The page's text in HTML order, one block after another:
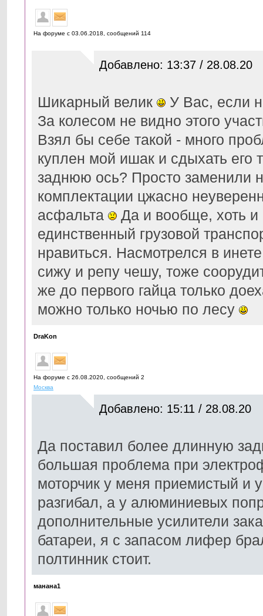
На форуме с 03.06.2018, cообщений 114
Добавлено: 13:37 / 28.08.20
Шикарный велик
У Вас, если
За колесом не видно этого
Взял бы себе такой - много
куплен мой ишак и сдыхать его
заднюю ось? Просто заменили
комплектации цжасно
асфальта
Да и вообще, хоть
единственный грузовой
нравиться. Насмотрелся в
сижу и репу чешу, тоже
же до первого гайца только
можно только ночью по лесу
DraKon
На форуме с 26.08.2020, cообщений 2
Москва
Добавлено: 15:11 / 28.08.20
Да поставил более длинную
большая проблема при
моторчик у меня приемистый и
разгибал, а у алюминиевых
дополнительные усилители
батареи, я с запасом лифер
полтинник стоит.
манана1